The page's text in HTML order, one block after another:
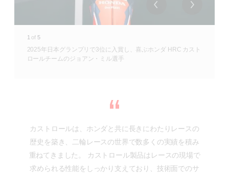
1 of 5
2025年日本グランプリで3位に入賞し、喜ぶホンダ HRC カスト
ロールチームのジョアン・ミル選手
カストロールは、ホンダと共に長きにわたりレースの
歴史を築き、二輪レースの世界で数多くの実績を積み
重ねてきました。 カストロール製品はレースの現場で
求められる性能をしっかり支えており、技術面でのサ